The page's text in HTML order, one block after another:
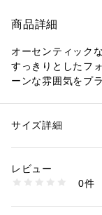
商品詳細
オーセンティック
すっきりとしたフ
ーンな雰囲気をプ
37 　23.5cm～
38　24.0cm～
性別：レディース
素材：-
商品番号：
27015501004 （ショ
サイズ詳細
レビュー
0件